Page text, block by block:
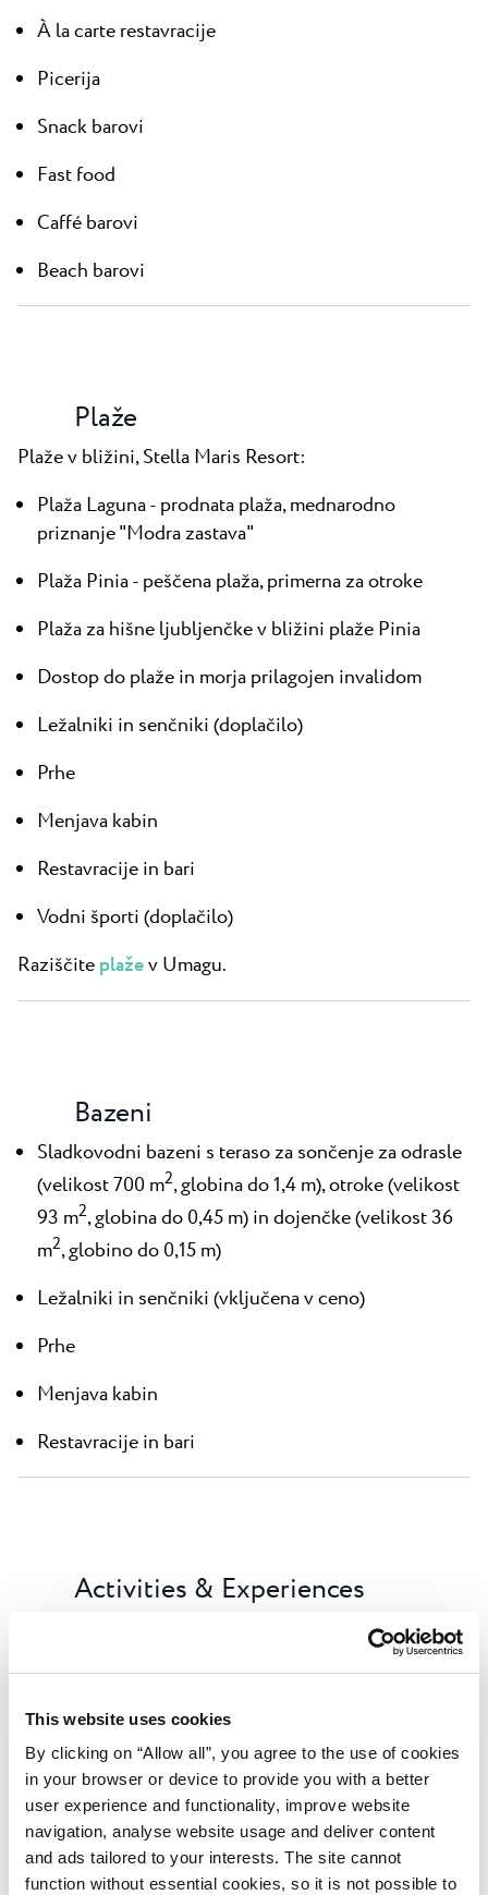
This website uses cookies
By clicking on “Allow all”, you agree to the use of cookies
in your browser or device to provide you with a better
user experience and functionality, improve website
navigation, analyse website usage and deliver content
and ads tailored to your interests. The site cannot
function without essential cookies, so it is not possible to
À la carte restavracije
Picerija
Snack barovi
Fast food
Caffé barovi
Beach barovi
Plaže
Plaže v bližini, Stella Maris Resort:
Plaža Laguna - prodnata plaža, mednarodno
priznanje "Modra zastava"
Plaža Pinia - peščena plaža, primerna za otroke
Plaža za hišne ljubljenčke v bližini plaže Pinia
Dostop do plaže in morja prilagojen invalidom
Ležalniki in senčniki (doplačilo)
Prhe
Menjava kabin
Restavracije in bari
Vodni športi (doplačilo)
Raziščiteplažev Umagu.
Bazeni
Sladkovodni bazeni s teraso za sončenje za odrasle
(velikost 700 m2, globina do 1,4 m), otroke (velikost
93 m2, globina do 0,45 m) in dojenčke (velikost 36
m2, globino do 0,15 m)
Ležalniki in senčniki (vključena v ceno)
Prhe
Menjava kabin
Restavracije in bari
Activities & Experiences
Zabavo jemljemo resno! Ekipa Activities & Experience
Team skrbi, da kar najlepše preživite svoj čas ter
doživite nove in nepozabne izkušnje, o katerih boste
pripovedovali vsem, ko se vrnete domov.
Programi za otroke
Mini klub za otroke od 4. do 12. leta, dopoldne in
popoldne - ustvarjalne delavnice in igre